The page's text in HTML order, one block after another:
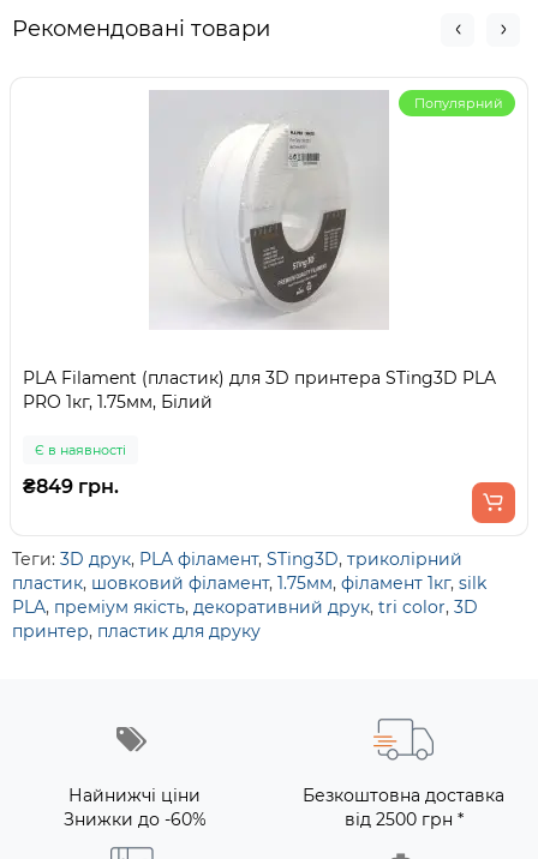
Рекомендовані товари
Популярний
PLA Filament (пластик) для 3D принтера STing3D PLA
PRO 1кг, 1.75мм, Білий
Є в наявності
₴849 грн.
Теги: 3D друк, PLA філамент, STing3D, триколірний
пластик, шовковий філамент, 1.75мм, філамент 1кг, silk
PLA, преміум якість, декоративний друк, tri color, 3D
принтер, пластик для друку
Найнижчі ціни
Знижки до -60%
Безкоштовна доставка
від 2500 грн *